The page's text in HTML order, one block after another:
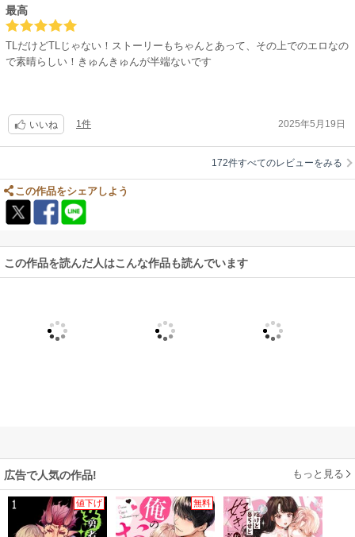
自分には常々不満でした。今一番更新が待ち遠しい
作品ですね。
絵が上手い&ホトヴァが美しく好み。可愛いとこや
エロとツン落差が激しすぎて、目眩がしそう。
最高
TLだけどTLじゃない！ストーリーもちゃんとあって、その上でのエロなの
で素晴らしい！きゅんきゅんが半端ないです
いいね 1件 2025年5月19日
172件すべてのレビューをみる
この作品をシェアしよう
この作品を読んだ人はこんな作品も読んでいます
広告で人気の作品! もっと見る
値下げ 無料